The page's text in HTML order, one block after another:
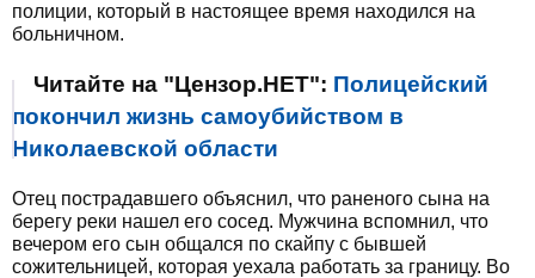
полиции, который в настоящее время находился на
больничном.
Читайте на "Цензор.НЕТ": Полицейский
покончил жизнь самоубийством в
Николаевской области
Отец пострадавшего объяснил, что раненого сына на
берегу реки нашел его сосед. Мужчина вспомнил, что
вечером его сын общался по скайпу с бывшей
сожительницей, которая уехала работать за границу. Во